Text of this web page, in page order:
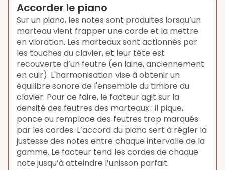
Accorder le piano
Sur un piano, les notes sont produites lorsqu’un
marteau vient frapper une corde et la mettre
en vibration. Les marteaux sont actionnés par
les touches du clavier, et leur tête est
recouverte d’un feutre (en laine, anciennement
en cuir). L'harmonisation vise à obtenir un
équilibre sonore de l'ensemble du timbre du
clavier. Pour ce faire, le facteur agit sur la
densité des feutres des marteaux : il pique,
ponce ou remplace des feutres trop marqués
par les cordes. L’accord du piano sert à régler la
justesse des notes entre chaque intervalle de la
gamme. Le facteur tend les cordes de chaque
note jusqu’à atteindre l’unisson parfait.